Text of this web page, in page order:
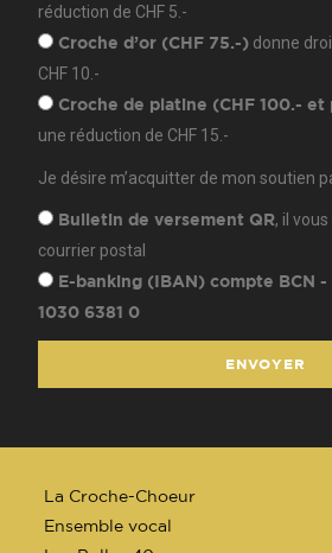
réduction de CHF 5.-
Croche d’or (CHF 75.-) donne
CHF 10.-
Croche de platine (CHF 100.- et
une réduction de CHF 15.-
Je désire m’acquitter de mon soutien
Bulletin de versement QR, il
courrier postal
E-banking (IBAN) compte BCN
1030 6381 0
ENVOYER
La Croche-Choeur
Ensemble vocal